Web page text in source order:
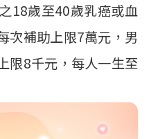
18歲至40歲乳癌或血
次補助上限7萬元，男
限8千元，每人一生至